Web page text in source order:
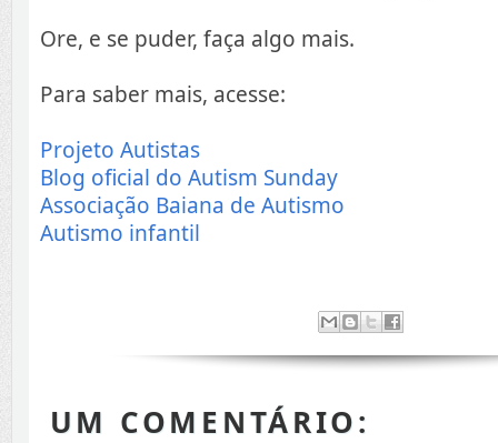
Ore, e se puder, faça algo mais.
Para saber mais, acesse:
Projeto Autistas
Blog oficial do Autism Sunday
Associação Baiana de Autismo
Autismo infantil
UM COMENTÁRIO: